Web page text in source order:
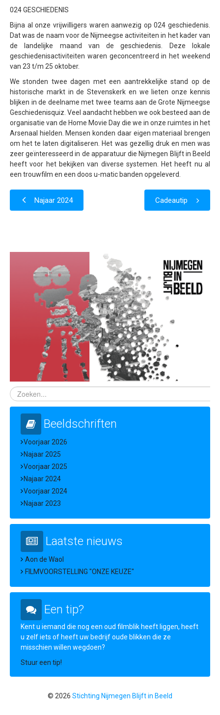
024 GESCHIEDENIS
Bijna al onze vrijwilligers waren aanwezig op 024 geschiedenis.
Dat was de naam voor de Nijmeegse activiteiten in het kader van
de landelijke maand van de geschiedenis. Deze lokale
geschiedenisactiviteiten waren geconcentreerd in het weekend
van 23 t/m 25 oktober.
We stonden twee dagen met een aantrekkelijke stand op de
historische markt in de Stevenskerk en we lieten onze kennis
blijken in de deelname met twee teams aan de Grote Nijmeegse
Geschiedenisquiz. Veel aandacht hebben we ook besteed aan de
organisatie van de Home Movie Day die we in onze ruimtes in het
Arsenaal hielden. Mensen konden daar eigen materiaal brengen
om het te laten digitaliseren. Het was gezellig druk en men was
zeer geïnteresseerd in de apparatuur die Nijmegen Blijft in Beeld
heeft voor het bekijken van diverse systemen. Het heeft nu al
een trouwfilm en een doos u-matic banden opgeleverd.
Najaar 2024 Cadeautip
Beeldschriften
Voorjaar 2026
Najaar 2025
Voorjaar 2025
Najaar 2024
Voorjaar 2024
Najaar 2023
Laatste nieuws
Aon de Waol
FILMVOORSTELLING "ONZE KEUZE"
Een tip?
Kent u iemand die nog een oud filmblik heeft liggen, heeft
u zelf iets of heeft uw bedrijf oude blikken die ze
misschien willen wegdoen?
Stuur een tip!
© 2026 Stichting Nijmegen Blijft in Beeld